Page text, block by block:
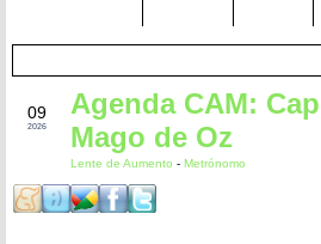
09
2026
Agenda CAM:
Mago de Oz
Lente de Aumento - Metrónomo